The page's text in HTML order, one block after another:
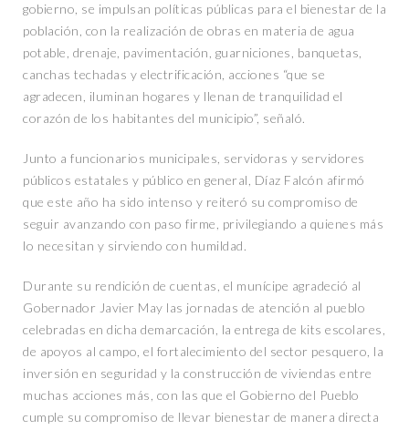
gobierno, se impulsan políticas públicas para el bienestar de la
población, con la realización de obras en materia de agua
potable, drenaje, pavimentación, guarniciones, banquetas,
canchas techadas y electrificación, acciones “que se
agradecen, iluminan hogares y llenan de tranquilidad el
corazón de los habitantes del municipio”, señaló.
Junto a funcionarios municipales, servidoras y servidores
públicos estatales y público en general, Díaz Falcón afirmó
que este año ha sido intenso y reiteró su compromiso de
seguir avanzando con paso firme, privilegiando a quienes más
lo necesitan y sirviendo con humildad.
Durante su rendición de cuentas, el munícipe agradeció al
Gobernador Javier May las jornadas de atención al pueblo
celebradas en dicha demarcación, la entrega de kits escolares,
de apoyos al campo, el fortalecimiento del sector pesquero, la
inversión en seguridad y la construcción de viviendas entre
muchas acciones más, con las que el Gobierno del Pueblo
cumple su compromiso de llevar bienestar de manera directa